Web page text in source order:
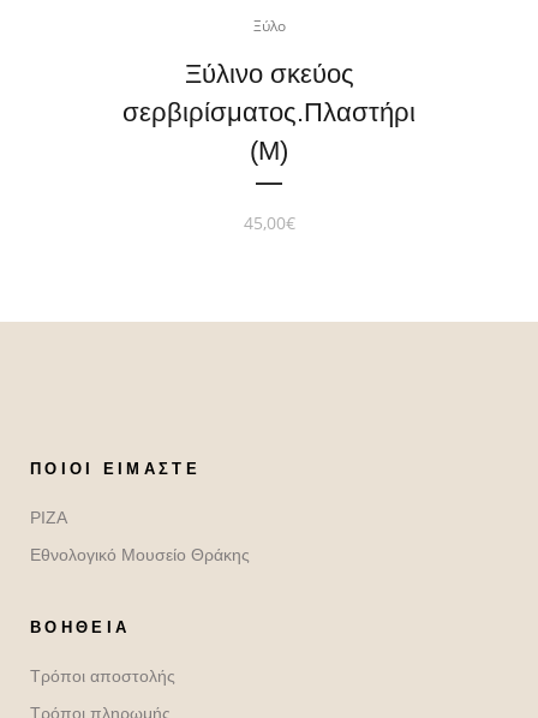
Ξύλο
Ξύλινο σκεύος
σερβιρίσματος.Πλαστήρι
(M)
45,00€
ΠΟΙΟΙ ΕΊΜΑΣΤΕ
ΡΙΖΑ
Εθνολογικό Μουσείο Θράκης
ΒΟΉΘΕΙΑ
Τρόποι αποστολής
Τρόποι πληρωμής